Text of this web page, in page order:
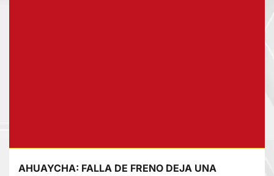
AHUAYCHA: FALLA DE FRENO DEJA UNA